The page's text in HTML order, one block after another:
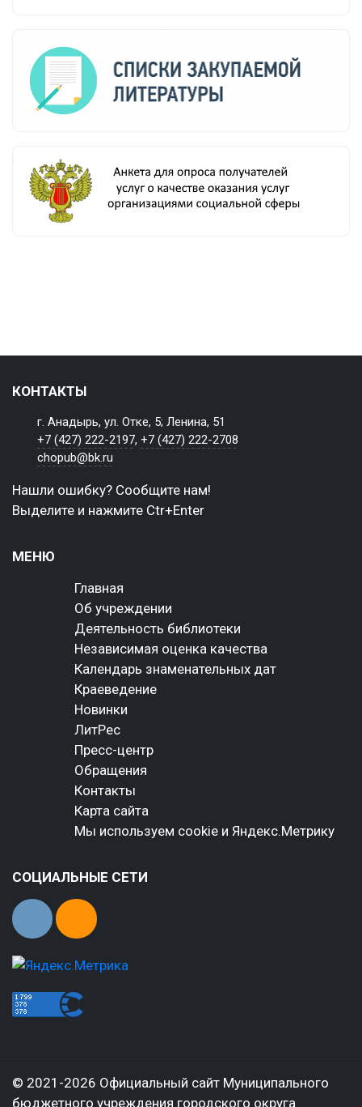
КОНТАКТЫ
г. Анадырь, ул. Отке, 5; Ленина, 51
+7 (427) 222-2197,+7 (427) 222-2708
chopub@bk.ru
Нашли ошибку? Сообщите нам!
Выделите и нажмите Ctr+Enter
МЕНЮ
Главная
Об учреждении
Деятельность библиотеки
Независимая оценка качества
Календарь знаменательных дат
Краеведение
Новинки
ЛитРес
Пресс-центр
Обращения
Контакты
Карта сайта
Мы используем cookie и Яндекс.Метрику
СОЦИАЛЬНЫЕ СЕТИ
© 2021-2026 Официальный сайт Муниципального
бюджетного учреждения городского округа